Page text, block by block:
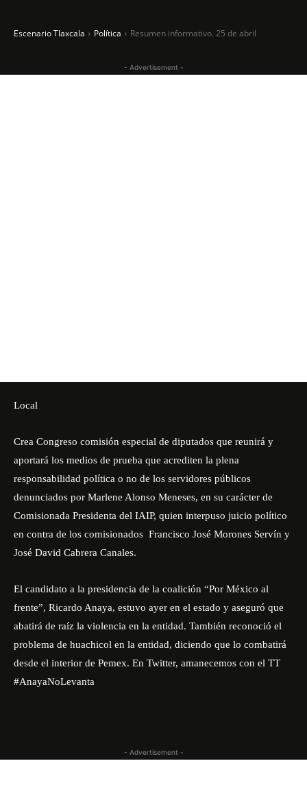
Escenario Tlaxcala Política Resumen informativo. 25 de abril
- Advertisement -
Local
Crea Congreso comisión especial de diputados que reunirá y
aportará los medios de prueba que acrediten la plena
responsabilidad política o no de los servidores públicos
denunciados por Marlene Alonso Meneses, en su carácter de
Comisionada Presidenta del IAIP, quien interpuso juicio político
en contra de los comisionados Francisco José Morones Servín y
José David Cabrera Canales.
El candidato a la presidencia de la coalición “Por México al
frente”, Ricardo Anaya, estuvo ayer en el estado y aseguró que
abatirá de raíz la violencia en la entidad. También reconoció el
problema de huachicol en la entidad, diciendo que lo combatirá
desde el interior de Pemex. En Twitter, amanecemos con el TT
#AnayaNoLevanta
- Advertisement -